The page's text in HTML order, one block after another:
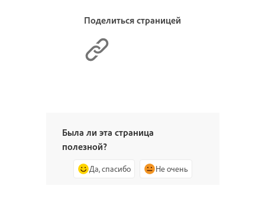
Поделиться страницей
Была ли эта страница
полезной?
Да, спасибо Не очень